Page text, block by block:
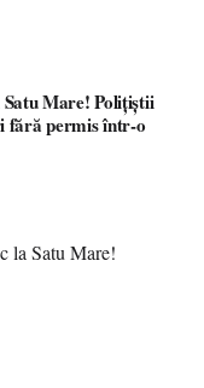
Mare! Polițiștii
fără permis într-o